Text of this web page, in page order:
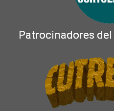
Patrocinadores